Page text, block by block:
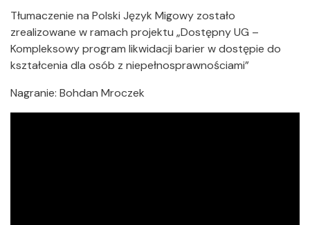
Tłumaczenie na Polski Język Migowy zostało
zrealizowane w ramach projektu „Dostępny UG –
Kompleksowy program likwidacji barier w dostępie do
kształcenia dla osób z niepełnosprawnościami”
Nagranie: Bohdan Mroczek